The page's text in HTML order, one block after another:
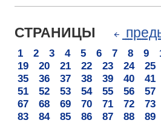
СТРАНИЦЫ
1 2 3 4 5 6 7 8 9
19
20 21 22 23 24 25
35
36 37 38 39 40 41
51
52 53 54 55 56 57
67
68 69 70 71 72 73
83
84 85 86 87 88 89